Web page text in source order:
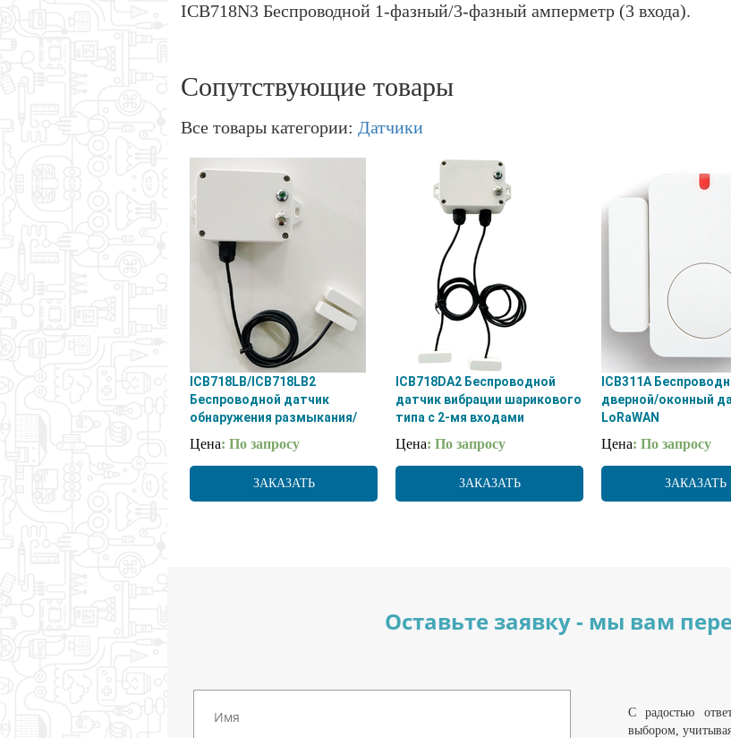
ICB718N3 Беспроводной 1-фазный/3-фазный амперметр (3 входа).
Сопутствующие товары
Все товары категории: Датчики
ICB718LB/ICB718LB2
Беспроводной датчик
обнаружения размыкания/
LoRaWAN
Цена: По запросу
ЗАКАЗАТЬ
ICB718DA2 Беспроводной
датчик вибрации шарикового
типа с 2-мя входами
Цена: По запросу
ЗАКАЗАТЬ
ICB311A
дверной/оконный
LoRaWAN
Цена: По запросу
ЗАКАЗАТЬ
Оставьте заявку - мы вам
С радостью
выбором,